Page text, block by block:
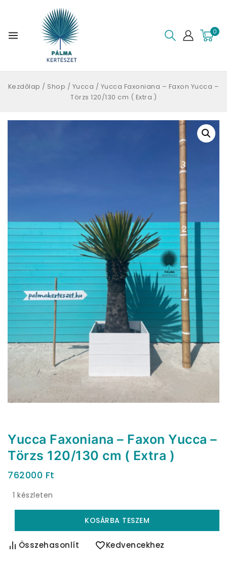
0
Kezdőlap / Shop / Yucca / Yucca Faxoniana – Faxon Yucca –
Törzs 120/130 cm ( Extra )
Yucca Faxoniana – Faxon Yucca –
Törzs 120/130 cm ( Extra )
762000 Ft
1 készleten
KOSÁRBA TESZEM
Összehasonlít Kedvencekhez